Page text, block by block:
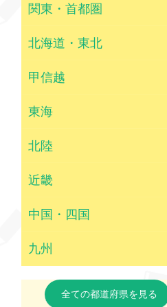
関東・首都圏
北海道・東北
甲信越
東海
北陸
近畿
中国・四国
九州
全ての都道府県を見る